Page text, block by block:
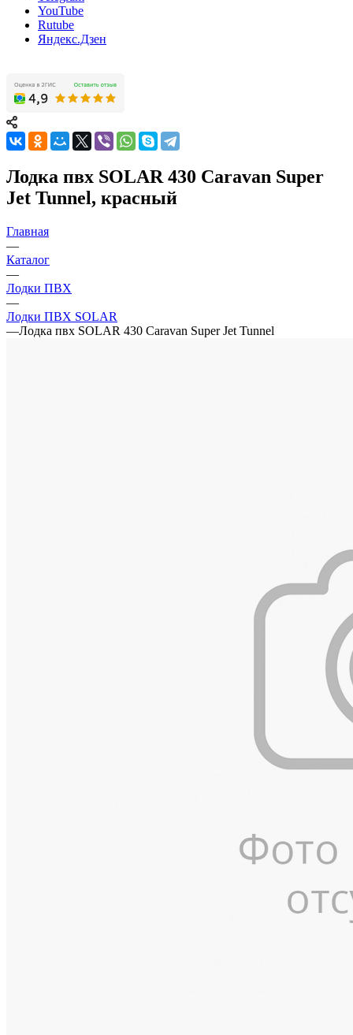
YouTube
Rutube
Яндекс.Дзен
Лодка пвх SOLAR 430 Caravan Super
Jet Tunnel, красный
Главная
—
Каталог
—
Лодки ПВХ
—
Лодки ПВХ SOLAR
—Лодка пвх SOLAR 430 Caravan Super Jet Tunnel